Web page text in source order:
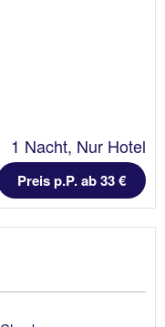
1 Nacht, Nur Hotel
Preis p.P. ab 33 €